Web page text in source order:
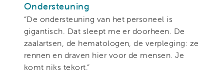
Ondersteuning
“De ondersteuning van het personeel is
gigantisch. Dat sleept me er doorheen. De
zaalartsen, de hematologen, de verpleging: ze
rennen en draven hier voor de mensen. Je
komt niks tekort.”